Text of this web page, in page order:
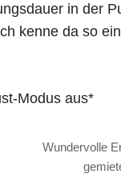
in der
kenne da so
Modus aus*
Wundervolle